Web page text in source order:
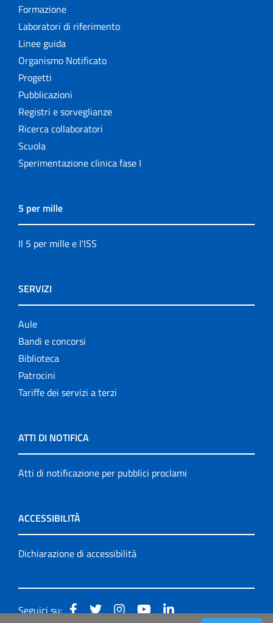
Formazione
Laboratori di riferimento
Linee guida
Organismo Notificato
Progetti
Pubblicazioni
Registri e sorveglianze
Ricerca collaboratori
Scuola
Sperimentazione clinica fase I
5 per mille
Il 5 per mille e l'ISS
SERVIZI
Aule
Bandi e concorsi
Biblioteca
Patrocini
Tariffe dei servizi a terzi
ATTI DI NOTIFICA
Atti di notificazione per pubblici proclami
ACCESSIBILITÀ
Dichiarazione di accessibilità
Seguici su: